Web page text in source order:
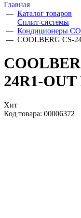
Главная
— Каталог товаров
— Сплит-системы
— Кондиционеры
— COOLBERG CS-
24R1-
Хит
Код товара: 00006372